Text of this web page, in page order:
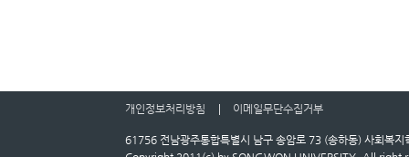
개인정보처리방침 이메일무단수집거부
61756 전남광주통합특별시 남구 송암로 73 (송하동) 사회복